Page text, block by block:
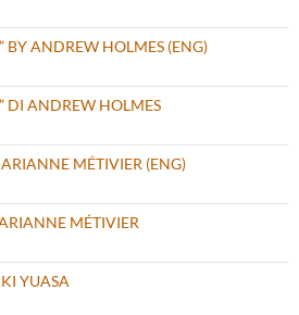
BY ANDREW HOLMES (ENG)
DI ANDREW HOLMES
MÉTIVIER (ENG)
MÉTIVIER
YUASA